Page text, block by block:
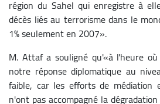
région du Sahel qui enregistre à
décès liés au terrorisme dans le
1% seulement en 2007».
M. Attaf a souligné qu'«à l'heure
notre réponse diplomatique au
faible, car les efforts de médiation
n'ont pas accompagné la